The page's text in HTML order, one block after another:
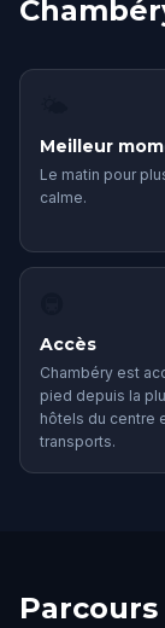
Meilleur
Le matin pour
calme.
Accès
Chambéry est
pied depuis la
hôtels du centre
transports.